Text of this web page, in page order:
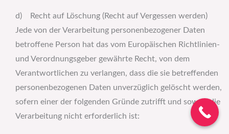
d) Recht auf Löschung (Recht auf Vergessen werden)
Jede von der Verarbeitung personenbezogener Daten
betroffene Person hat das vom Europäischen Richtlinien-
und Verordnungsgeber gewährte Recht, von dem
Verantwortlichen zu verlangen, dass die sie betreffenden
personenbezogenen Daten unverzüglich gelöscht werden,
sofern einer der folgenden Gründe zutrifft und soweit die
Verarbeitung nicht erforderlich ist: